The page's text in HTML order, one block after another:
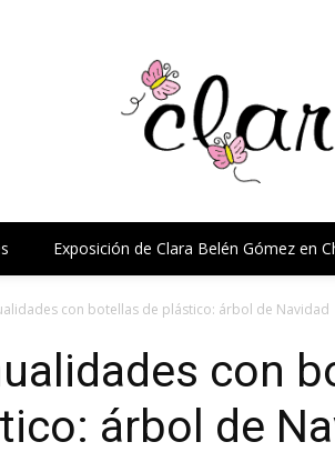
Exposición de Clara Belén Gómez en
con botellas de plástico: árbol de Navidad
con
árbol de